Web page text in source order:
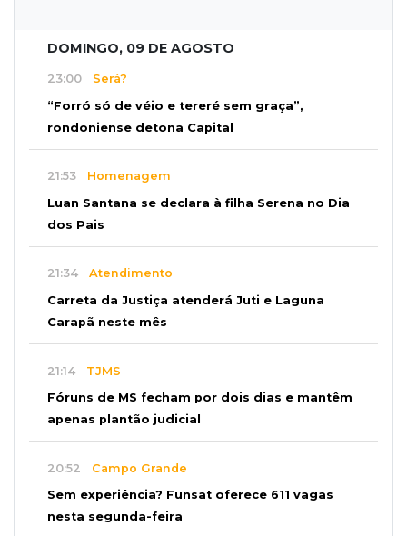
DOMINGO, 09 DE AGOSTO
23:00 Será?
“Forró só de véio e tereré sem graça”,
rondoniense detona Capital
21:53 Homenagem
Luan Santana se declara à filha Serena no Dia
dos Pais
21:34 Atendimento
Carreta da Justiça atenderá Juti e Laguna
Carapã neste mês
21:14 TJMS
Fóruns de MS fecham por dois dias e mantêm
apenas plantão judicial
20:52 Campo Grande
Sem experiência? Funsat oferece 611 vagas
nesta segunda-feira